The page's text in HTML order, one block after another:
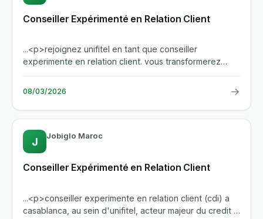
Conseiller Expérimenté en Relation Client
...<p>rejoignez unifitel en tant que conseiller
experimente en relation client. vous transformerez
chaque contact client...
08/03/2026 →
J Jobiglo Maroc
Conseiller Expérimenté en Relation Client
...<p>conseiller experimente en relation client (cdi) a
casablanca, au sein d'unifitel, acteur majeur du credit a